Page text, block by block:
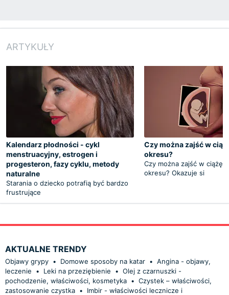
ARTYKUŁY
Kalendarz płodności - cykl
menstruacyjny, estrogen i
progesteron, fazy cyklu, metody
naturalne
Starania o dziecko potrafią być bardzo
frustrujące
Czy można zajść w
okresu?
Czy można zajść w ciążę
okresu? Okazuje si
AKTUALNE TRENDY
Objawy grypy • Domowe sposoby na katar • Angina - objawy,
leczenie
• Leki na przeziębienie • Olej z czarnuszki -
pochodzenie, właściwości, kosmetyka • Czystek – właściwości,
zastosowanie czystka •
Imbir - właściwości lecznicze i